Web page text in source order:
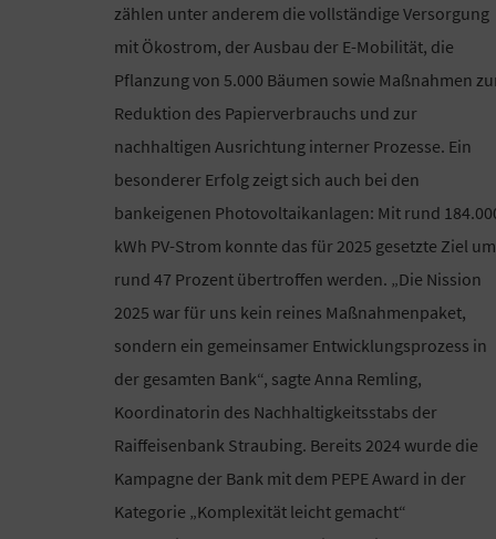
zählen unter anderem die vollständige Versorgung
mit Ökostrom, der Ausbau der E-Mobilität, die
Pflanzung von 5.000 Bäumen sowie Maßnahmen
Reduktion des Papierverbrauchs und zur
nachhaltigen Ausrichtung interner Prozesse. Ein
besonderer Erfolg zeigt sich auch bei den
bankeigenen Photovoltaikanlagen: Mit rund
kWh PV-Strom konnte das für 2025 gesetzte Ziel um
rund 47 Prozent übertroffen werden. „Die Nission
2025 war für uns kein reines Maßnahmenpaket,
sondern ein gemeinsamer Entwicklungsprozess in
der gesamten Bank“, sagte Anna Remling,
Koordinatorin des Nachhaltigkeitsstabs der
Raiffeisenbank Straubing. Bereits 2024 wurde die
Kampagne der Bank mit dem PEPE Award in der
Kategorie „Komplexität leicht gemacht“